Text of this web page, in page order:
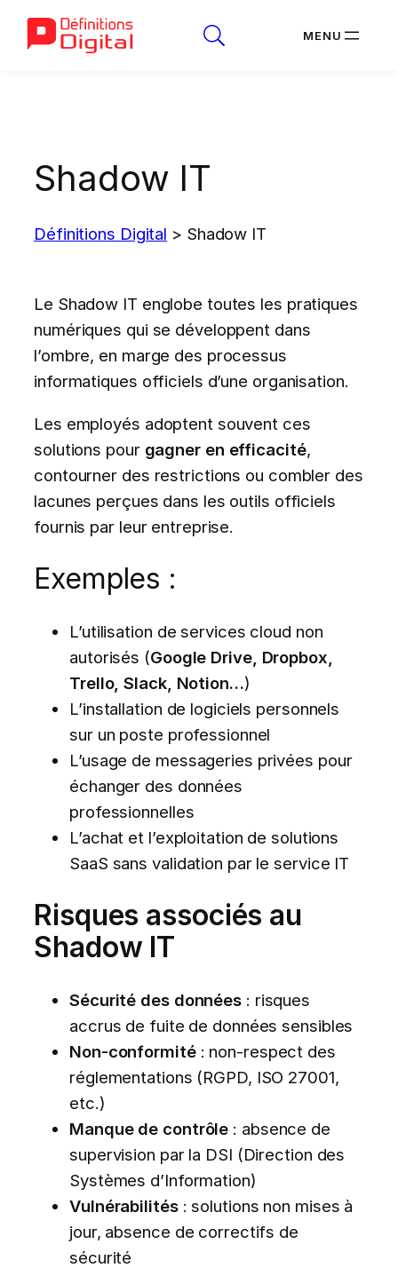
Shadow IT
Définitions Digital > Shadow IT
Le Shadow IT englobe toutes les pratiques
numériques qui se développent dans
l’ombre, en marge des processus
informatiques officiels d’une organisation.
Les employés adoptent souvent ces
solutions pour gagner en efficacité,
contourner des restrictions ou combler des
lacunes perçues dans les outils officiels
fournis par leur entreprise.
Exemples :
L’utilisation de services cloud non
autorisés (Google Drive, Dropbox,
Trello, Slack, Notion…)
L’installation de logiciels personnels
sur un poste professionnel
L’usage de messageries privées pour
échanger des données
professionnelles
L’achat et l’exploitation de solutions
SaaS sans validation par le service IT
Risques associés au
Shadow IT
Sécurité des données : risques
accrus de fuite de données sensibles
Non-conformité: non-respect des
réglementations (RGPD, ISO 27001,
etc.)
Manque de contrôle : absence de
supervision par la DSI (Direction des
Systèmes d’Information)
Vulnérabilités: solutions non mises à
jour, absence de correctifs de
sécurité